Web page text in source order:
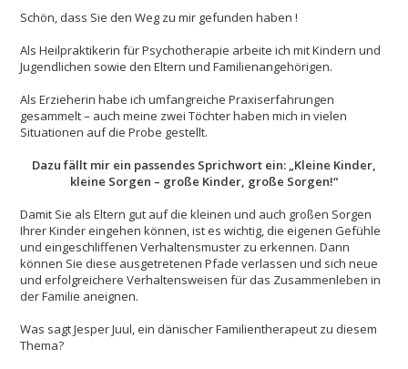
Schön, dass Sie den Weg zu mir gefunden haben !
Als Heilpraktikerin für Psychotherapie arbeite ich mit Kindern und
Jugendlichen sowie den Eltern und Familienangehörigen.
Als Erzieherin habe ich umfangreiche Praxiserfahrungen
gesammelt – auch meine zwei Töchter haben mich in vielen
Situationen auf die Probe gestellt.
Dazu fällt mir ein passendes Sprichwort ein: „Kleine Kinder,
kleine Sorgen – große Kinder, große Sorgen!“
Damit Sie als Eltern gut auf die kleinen und auch großen Sorgen
Ihrer Kinder eingehen können, ist es wichtig, die eigenen Gefühle
und eingeschliffenen Verhaltensmuster zu erkennen. Dann
können Sie diese ausgetretenen Pfade verlassen und sich neue
und erfolgreichere Verhaltensweisen für das Zusammenleben in
der Familie aneignen.
Was sagt Jesper Juul, ein dänischer Familientherapeut zu diesem
Thema?